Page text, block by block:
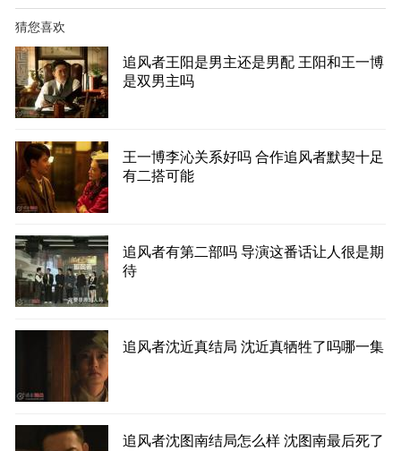
猜您喜欢
追风者王阳是男主还是男配 王阳和王一博
是双男主吗
王一博李沁关系好吗 合作追风者默契十足
有二搭可能
追风者有第二部吗 导演这番话让人很是期
待
追风者沈近真结局 沈近真牺牲了吗哪一集
追风者沈图南结局怎么样 沈图南最后死了